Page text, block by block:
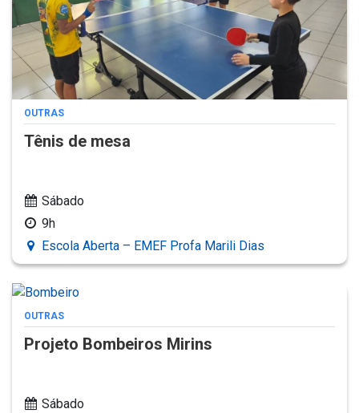
OUTRAS
Tênis de mesa
Sábado
9h
Escola Aberta – EMEF Profa Marili Dias
OUTRAS
Projeto Bombeiros Mirins
Sábado